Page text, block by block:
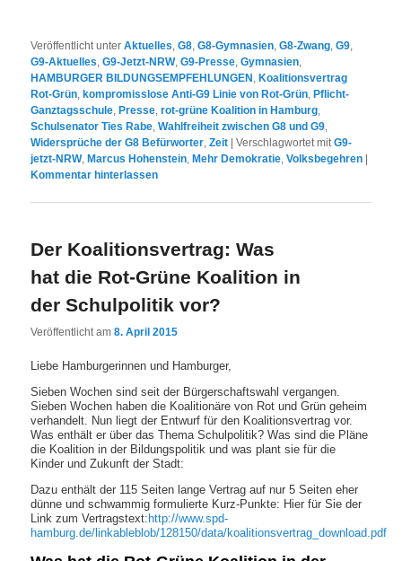
Veröffentlicht unter Aktuelles ,G8 ,G8-Gymnasien ,G8-Zwang ,G9
G9-Aktuelles ,G9-Jetzt-NRW,G9-Presse ,Gymnasien
HAMBURGER BILDUNGSEMPFEHLUNGEN ,Koalitionsvertrag
Rot-Grün ,kompromisslose Anti-G9 Linie von Rot-Grün ,Pflicht-
Ganztagsschule ,Presse ,rot-grüne Koalition in Hamburg
Schulsenator Ties Rabe ,Wahlfreiheit zwischen G8 und G9
Widersprüche der G8 Befürworter ,Zeit |Verschlagwortet mit G9-
jetzt-NRW,Marcus Hohenstein ,Mehr Demokratie ,Volksbegehren |
Kommentar hinterlassen
Der Koalitionsvertrag: Was
hat die Rot-Grüne Koalition in
der Schulpolitik vor?
Veröffentlicht am8. April 2015
Liebe Hamburgerinnen und Hamburger,
Sieben Wochen sind seit der Bürgerschaftswahl vergangen.
Sieben Wochen haben die Koalitionäre von Rot und Grün geheim
verhandelt. Nun liegt der Entwurf für den Koalitionsvertrag vor.
Was enthält er über das Thema Schulpolitik? Was sind die Pläne
die Koalition in der Bildungspolitik und was plant sie für die
Kinder und Zukunft der Stadt:
Dazu enthält der 115 Seiten lange Vertrag auf nur 5 Seiten eher
dünne und schwammig formulierte Kurz-Punkte: Hier für Sie der
Link zum Vertragstext: http://www.spd-
hamburg.de/linkableblob/128150/data/koalitionsvertrag_download.pdf